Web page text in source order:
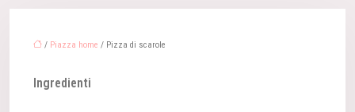
/ Piazza home / Pizza di scarole
Ingredienti